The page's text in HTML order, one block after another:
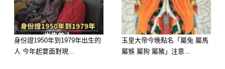
🥉 第三名：屬【雙魚女】—— 浪漫沉
溺，發生「情絲錯亂、活在幻想泡泡」
的大事
出軌感應：雙魚座女性是為愛而生的元
身份證1950年到1979年出生的
人 今年起要面對現...
玉皇大帝今晚點名「屬兔 屬馬
屬猴 屬狗 屬豬」注意...